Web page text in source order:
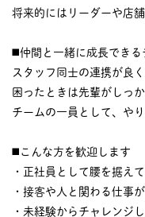
将来的にはリーダーや店
◼️仲間と一緒に成長できる
スタッフ同士の連携が良
困ったときは先輩がしっか
チームの一員として、や
◼️こんな方を歓迎します
・正社員として腰を据え
・接客や人と関わる仕事
・未経験からチャレンジ